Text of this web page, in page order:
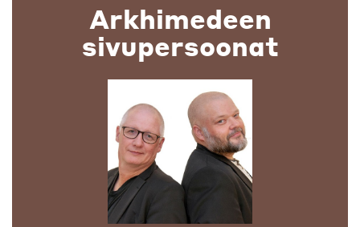
Arkhimedeen
sivupersoonat